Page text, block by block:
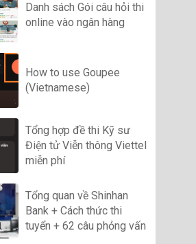
Danh sách Gói câu hỏi thi
online vào ngân hàng
How to use Goupee
(Vietnamese)
Tổng hợp đề thi Kỹ sư
Điện tử Viễn thông Viettel
miễn phí
Tổng quan về Shinhan
Bank + Cách thức thi
tuyển + 62 câu phỏng vấn